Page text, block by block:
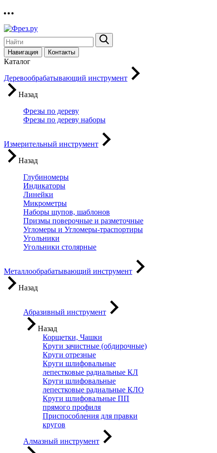
Навигация Контакты
Каталог
Деревообрабатывающий инструмент
Назад
Фрезы по дереву
Фрезы по дереву наборы
Измерительный инструмент
Назад
Глубиномеры
Индикаторы
Линейки
Микрометры
Наборы щупов, шаблонов
Призмы поверочные и разметочные
Угломеры и Угломеры-траспортиры
Угольники
Угольники столярные
Металлообрабатывающий инструмент
Назад
Абразивный инструмент
Назад
Корщетки, Чашки
Круги зачистные (обдирочные)
Круги отрезные
Круги шлифовальные
лепестковые радиальные КЛ
Круги шлифовальные
лепестковые радиальные КЛО
Круги шлифовальные ПП
прямого профиля
Приспособления для правки
кругов
Алмазный инструмент